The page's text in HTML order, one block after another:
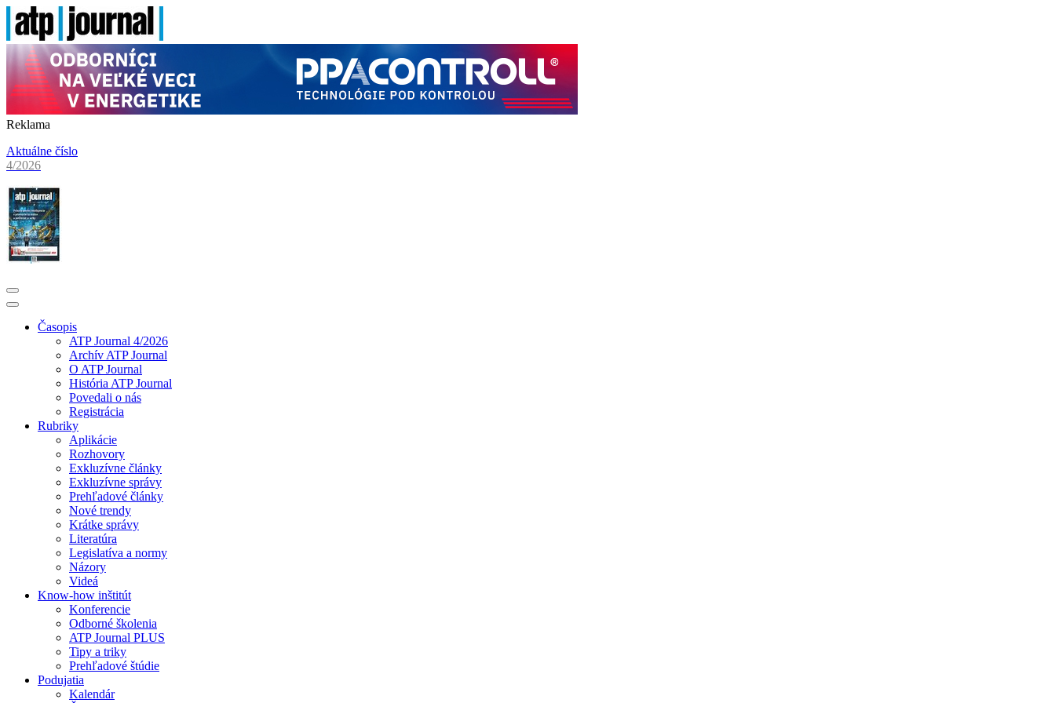
Reklama
Aktuálne číslo
4/2026
Časopis
ATP Journal 4/2026
Archív ATP Journal
O ATP Journal
História ATP Journal
Povedali o nás
Registrácia
Rubriky
Aplikácie
Rozhovory
Exkluzívne články
Exkluzívne správy
Prehľadové články
Nové trendy
Krátke správy
Literatúra
Legislatíva a normy
Názory
Videá
Know-how inštitút
Konferencie
Odborné školenia
ATP Journal PLUS
Tipy a triky
Prehľadové štúdie
Podujatia
Kalendár